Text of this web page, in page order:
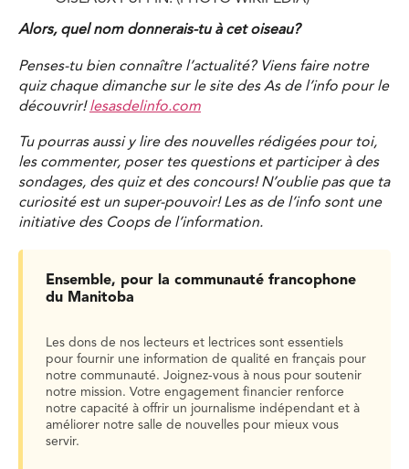
Alors, quel nom donnerais-tu à cet oiseau?
Penses-tu bien connaître l’actualité? Viens faire notre
quiz chaque dimanche sur le site des As de l’info pour le
découvrir!lesasdelinfo.com
Tu pourras aussi y lire des nouvelles rédigées pour toi,
les commenter, poser tes questions et participer à des
sondages, des quiz et des concours! N’oublie pas que ta
curiosité est un super-pouvoir! Les as de l’info sont une
initiative des Coops de l’information.
Ensemble, pour la communauté francophone
du Manitoba
Les dons de nos lecteurs et lectrices sont essentiels
pour fournir une information de qualité en français pour
notre communauté. Joignez-vous à nous pour soutenir
notre mission. Votre engagement financier renforce
notre capacité à offrir un journalisme indépendant et à
améliorer notre salle de nouvelles pour mieux vous
servir.